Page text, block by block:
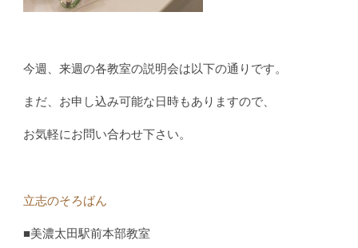
今週、来週の各教室の説明会は以下の通りです。
まだ、お申し込み可能な日時もありますので、
お気軽にお問い合わせ下さい。
立志のそろばん
■美濃太田駅前本部教室